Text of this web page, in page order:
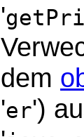
'
dem
'er')